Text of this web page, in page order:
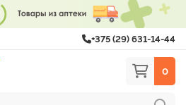
+375 (29) 631-14-44
0